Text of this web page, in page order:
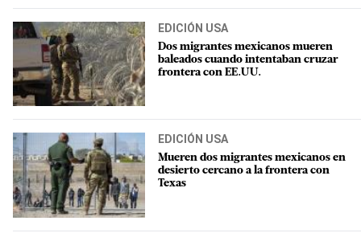
EDICIÓN USA
Dos migrantes mexicanos mueren
baleados cuando intentaban cruzar
frontera con EE.UU.
EDICIÓN USA
Mueren dos migrantes mexicanos en
desierto cercano a la frontera con
Texas